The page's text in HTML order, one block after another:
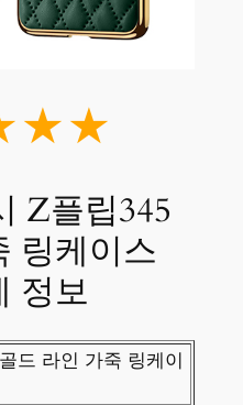
Z플립345
링케이스
정보
드 라인 가죽 링케이